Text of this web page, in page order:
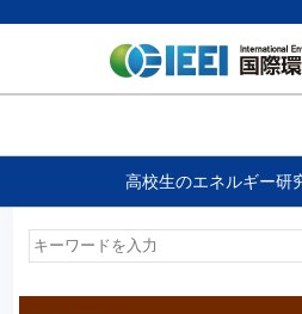
高校生のエネルギー研